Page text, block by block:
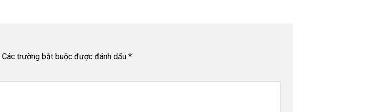
Các trường bắt buộc được đánh dấu *